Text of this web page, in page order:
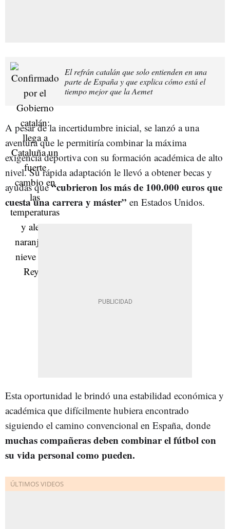
El refrán catalán que solo entienden en una
parte de España y que explica cómo está el
tiempo mejor que la Aemet
A pesar de la incertidumbre inicial, se lanzó a una
aventura que le permitiría combinar la máxima
exigencia deportiva con su formación académica de alto
nivel. Su rápida adaptación le llevó a obtener becas y
ayudas que“cubrieron los más de 100.000 euros que
cuesta una carrera y máster” en Estados Unidos.
Esta oportunidad le brindó una estabilidad económica y
académica que difícilmente hubiera encontrado
siguiendo el camino convencional en España, donde
muchas compañeras deben combinar el fútbol con
su vida personal como pueden.